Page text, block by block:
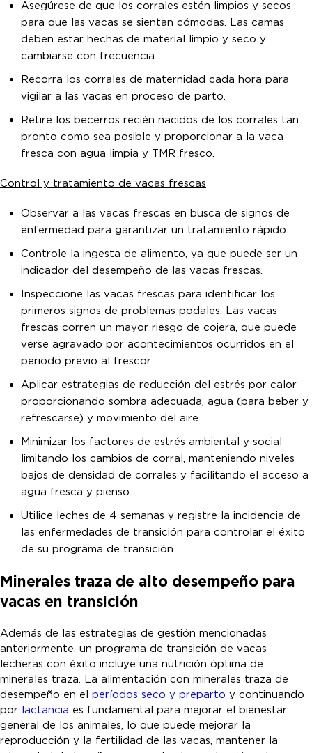
Asegúrese de que los corrales estén limpios y secos
para que las vacas se sientan cómodas. Las camas
deben estar hechas de material limpio y seco y
cambiarse con frecuencia.
Recorra los corrales de maternidad cada hora para
vigilar a las vacas en proceso de parto.
Retire los becerros recién nacidos de los corrales tan
pronto como sea posible y proporcionar a la vaca
fresca con agua limpia y TMR fresco.
Control y tratamiento de vacas frescas
Observar a las vacas frescas en busca de signos de
enfermedad para garantizar un tratamiento rápido.
Controle la ingesta de alimento, ya que puede ser un
indicador del desempeño de las vacas frescas.
Inspeccione las vacas frescas para identificar los
primeros signos de problemas podales. Las vacas
frescas corren un mayor riesgo de cojera, que puede
verse agravado por acontecimientos ocurridos en el
periodo previo al frescor.
Aplicar estrategias de reducción del estrés por calor
proporcionando sombra adecuada, agua (para beber y
refrescarse) y movimiento del aire.
Minimizar los factores de estrés ambiental y social
limitando los cambios de corral, manteniendo niveles
bajos de densidad de corrales y facilitando el acceso a
agua fresca y pienso.
Utilice leches de 4 semanas y registre la incidencia de
las enfermedades de transición para controlar el éxito
de su programa de transición.
Minerales traza de alto desempeño para
vacas en transición
Además de las estrategias de gestión mencionadas
anteriormente, un programa de transición de vacas
lecheras con éxito incluye una nutrición óptima de
minerales traza. La alimentación con minerales traza de
desempeño en el períodos seco y preparto y continuando
por lactancia es fundamental para mejorar el bienestar
general de los animales, lo que puede mejorar la
reproducción y la fertilidad de las vacas, mantener la